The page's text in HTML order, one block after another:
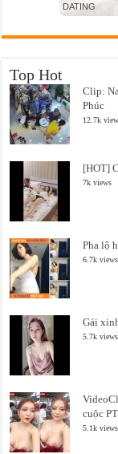
Top Hot
Clip:
Phúc
12.7k
[HOT]
7k views
Pha lộ
6.7k views
Gái
5.7k views
cuộc
5.1k views